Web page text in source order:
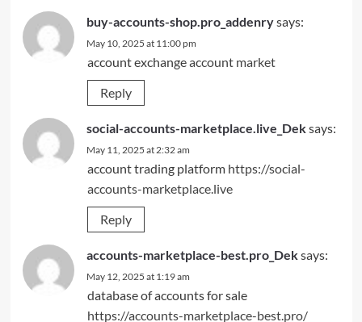
buy-accounts-shop.pro_addenrysays:
May 10, 2025 at 11:00 pm
account exchangeaccount market
Reply
social-accounts-marketplace.live_Deksays:
May 11, 2025 at 2:32 am
account trading platform https://social-
accounts-marketplace.live
Reply
accounts-marketplace-best.pro_Deksays:
May 12, 2025 at 1:19 am
database of accounts for sale
https://accounts-marketplace-best.pro/